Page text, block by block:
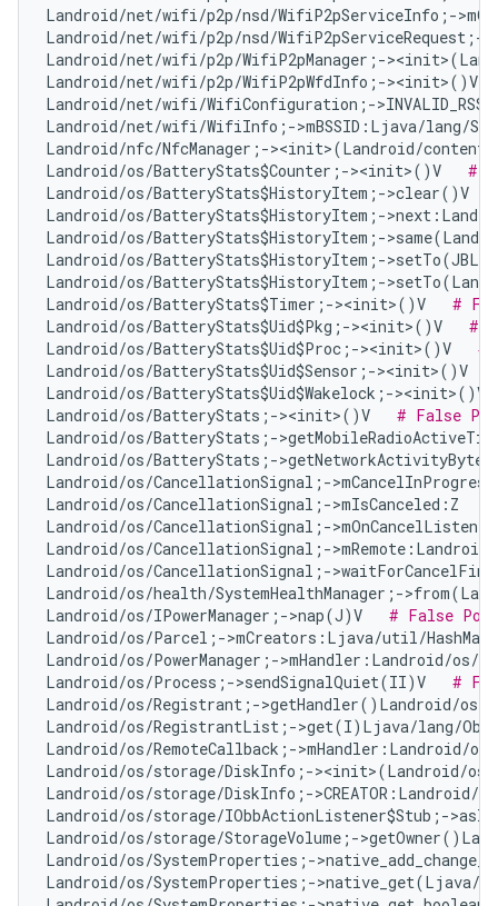
Landroid/net/wifi/p2p/nsd/WifiP2pServiceInfo;-
Landroid/net/wifi/p2p/nsd/
Landroid/net/wifi/p2p/WifiP2pManager;-
Landroid/net/wifi/p2p/WifiP2pWfdInfo;-
Landroid/net/wifi/WifiConfiguration;-
Landroid/net/wifi/WifiInfo;->mBSSID:Ljava/
Landroid/nfc/NfcManager;-><init>(Landroid/
Landroid/os/BatteryStats$Counter;-><init>()V #
Landroid/os/BatteryStats$HistoryItem;->clear()V
Landroid/os/BatteryStats$HistoryItem;-
Landroid/os/BatteryStats$HistoryItem;-
Landroid/os/BatteryStats$HistoryItem;-
Landroid/os/BatteryStats$HistoryItem;-
Landroid/os/BatteryStats$Timer;-><init>()V #
Landroid/os/BatteryStats$Uid$Pkg;-><init>()V #
Landroid/os/BatteryStats$Uid$Proc;-><init>()V #
Landroid/os/BatteryStats$Uid$Sensor;-><init>()V
Landroid/os/BatteryStats$Uid$Wakelock;-
Landroid/os/BatteryStats;-><init>()V # False
Landroid/os/BatteryStats;-
Landroid/os/BatteryStats;-
Landroid/os/CancellationSignal;-
Landroid/os/CancellationSignal;->mIsCanceled:Z
Landroid/os/CancellationSignal;-
Landroid/os/CancellationSignal;-
Landroid/os/CancellationSignal;-
Landroid/os/health/SystemHealthManager;-
Landroid/os/IPowerManager;->nap(J)V # False
Landroid/os/Parcel;->mCreators:Ljava/util/
Landroid/os/PowerManager;->mHandler:Landroid/
Landroid/os/Process;->sendSignalQuiet(II)V #
Landroid/os/Registrant;->getHandler()Landroid/
Landroid/os/RegistrantList;->get(I)Ljava/lang/
Landroid/os/RemoteCallback;-
Landroid/os/storage/DiskInfo;-><init>(Landroid/
Landroid/os/storage/DiskInfo;-
Landroid/os/storage/IObbActionListener$Stub;-
Landroid/os/storage/StorageVolume;-
Landroid/os/SystemProperties;-
Landroid/os/SystemProperties;-